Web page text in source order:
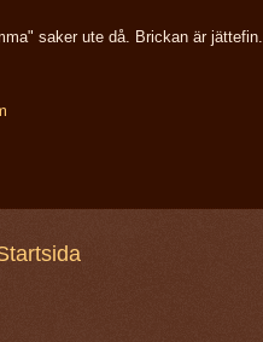
saker ute då. Brickan är jättefin.